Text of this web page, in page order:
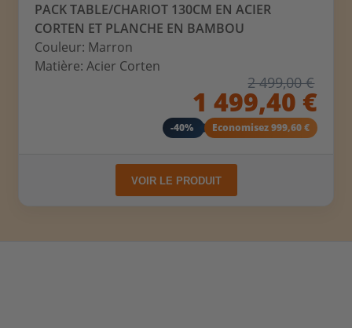
PACK TABLE/CHARIOT 130CM EN ACIER
CORTEN ET PLANCHE EN BAMBOU
Couleur: Marron
Matière: Acier Corten
2 499,00 €
1 499,40 €
-40% Economisez 999,60 €
VOIR LE PRODUIT